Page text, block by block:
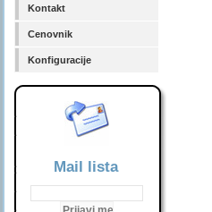
Kontakt
Cenovnik
Konfiguracije
Mail lista